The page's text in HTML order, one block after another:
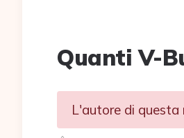
Quanti V-
L'autore di questa